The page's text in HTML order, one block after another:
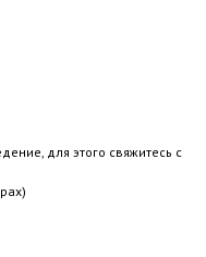
для этого свяжитесь с